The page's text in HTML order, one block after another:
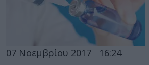
07 Νοεμβρίου 2017 16:24